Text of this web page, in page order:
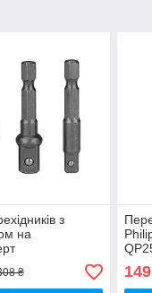
з
на
₴ 149